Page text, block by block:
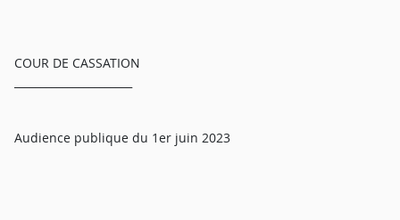
COUR DE CASSATION
Audience publique du 1er juin 2023